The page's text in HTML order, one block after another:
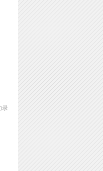
录